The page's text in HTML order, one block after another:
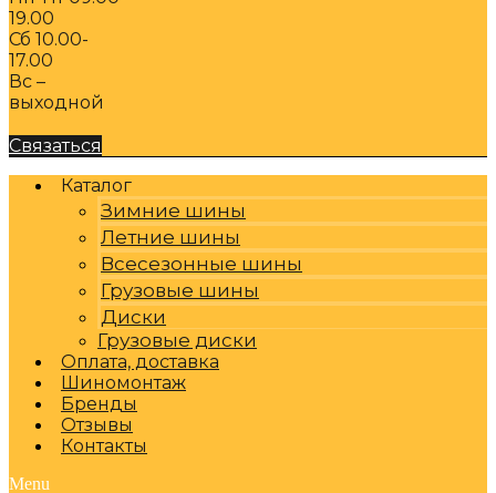
19.00
Сб 10.00-
17.00
Вс –
выходной
Связаться
Каталог
Зимние шины
Летние шины
Всесезонные шины
Грузовые шины
Диски
Грузовые диски
Оплата, доставка
Шиномонтаж
Бренды
Отзывы
Контакты
Menu